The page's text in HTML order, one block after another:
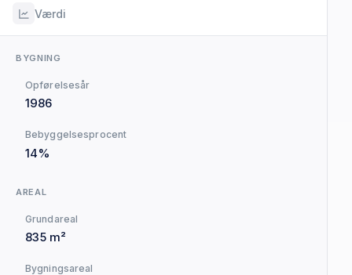
Værdi
BYGNING
Opførelsesår
1986
Bebyggelsesprocent
14%
AREAL
Grundareal
835 m²
Bygningsareal